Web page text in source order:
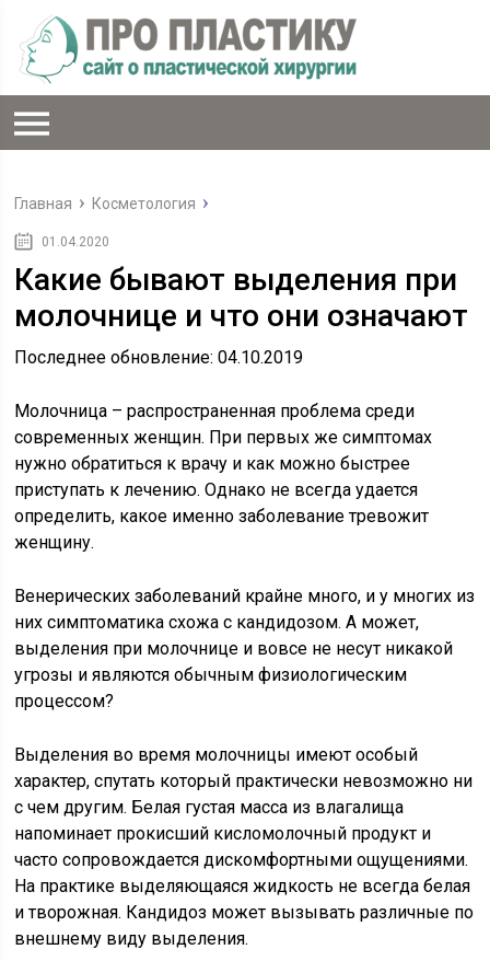
Главная Косметология
01.04.2020
Какие бывают выделения при
молочнице и что они означают
Последнее обновление: 04.10.2019
Молочница – распространенная проблема среди
современных женщин. При первых же симптомах
нужно обратиться к врачу и как можно быстрее
приступать к лечению. Однако не всегда удается
определить, какое именно заболевание тревожит
женщину.
Венерических заболеваний крайне много, и у многих из
них симптоматика схожа с кандидозом. А может,
выделения при молочнице и вовсе не несут никакой
угрозы и являются обычным физиологическим
процессом?
Выделения во время молочницы имеют особый
характер, спутать который практически невозможно ни
с чем другим. Белая густая масса из влагалища
напоминает прокисший кисломолочный продукт и
часто сопровождается дискомфортными ощущениями.
На практике выделяющаяся жидкость не всегда белая
и творожная. Кандидоз может вызывать различные по
внешнему виду выделения.